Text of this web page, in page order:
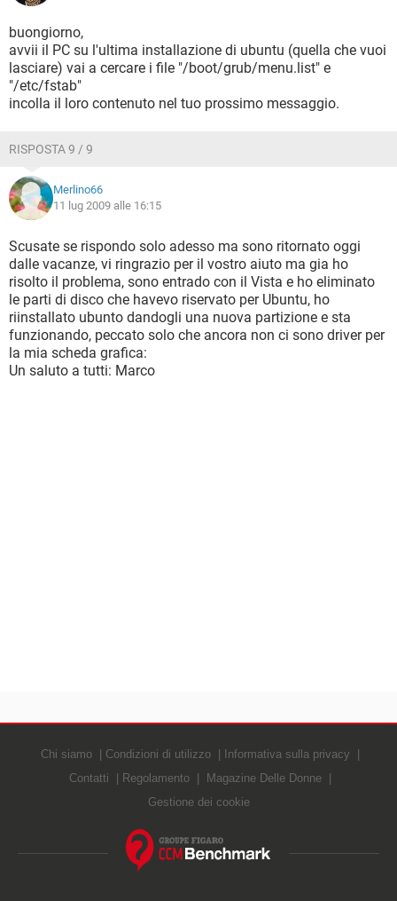
buongiorno,
avvii il PC su l'ultima installazione di ubuntu (quella che vuoi
lasciare) vai a cercare i file "/boot/grub/menu.list" e
"/etc/fstab"
incolla il loro contenuto nel tuo prossimo messaggio.
RISPOSTA 9 / 9
Merlino66
11 lug 2009 alle 16:15
Scusate se rispondo solo adesso ma sono ritornato oggi
dalle vacanze, vi ringrazio per il vostro aiuto ma gia ho
risolto il problema, sono entrado con il Vista e ho eliminato
le parti di disco che havevo riservato per Ubuntu, ho
riinstallato ubunto dandogli una nuova partizione e sta
funzionando, peccato solo che ancora non ci sono driver per
la mia scheda grafica:
Un saluto a tutti: Marco
Chi siamo Condizioni di utilizzo
Informativa sulla privacy
Contatti
Regolamento
Magazine Delle Donne
Gestione dei cookie